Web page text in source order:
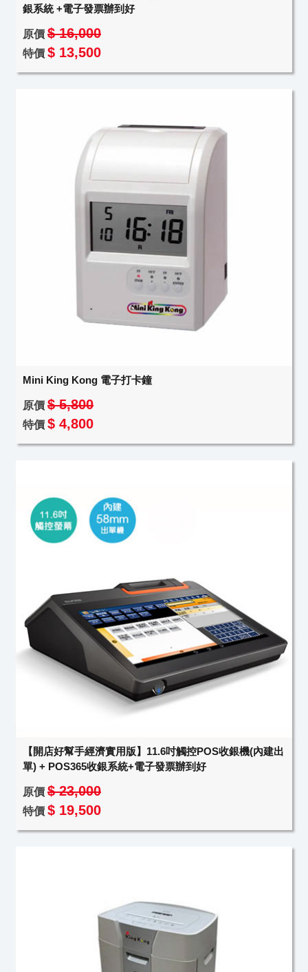
銀系統 +電子發票辦到好
原價 $ 16,000
特價 $ 13,500
Mini King Kong 電子打卡鐘
原價 $ 5,800
特價 $ 4,800
【開店好幫手經濟實用版】11.6吋觸控POS收銀機(內建出
單) + POS365收銀系統+電子發票辦到好
原價 $ 23,000
特價 $ 19,500